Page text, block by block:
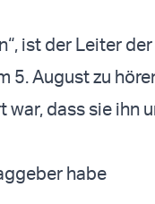
ist der Leiter der
5. August zu
war, dass sie ihn
habe